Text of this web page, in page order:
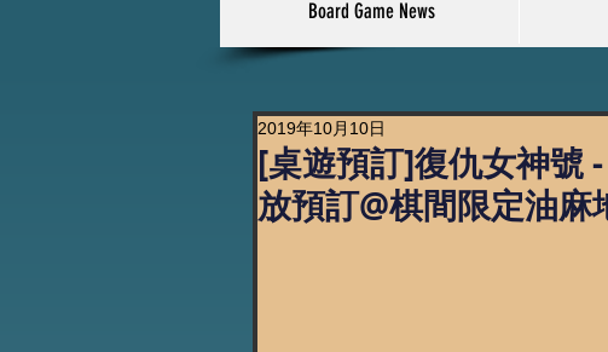
Board Game News
[桌遊預訂]復仇女神號
放預訂@棋間限定油麻
2019年10月10日